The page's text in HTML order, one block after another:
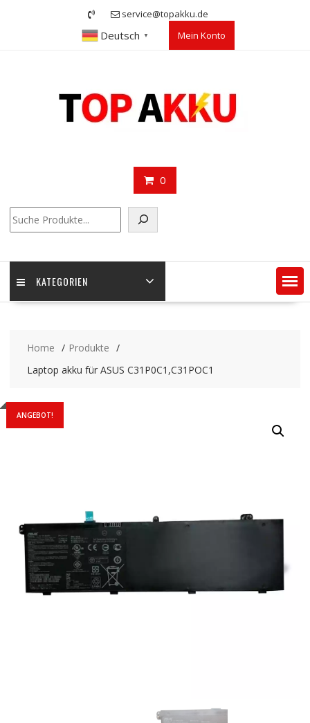
service@topakku.de
Deutsch ▼ Mein Konto
0
KATEGORIEN
Home
Produkte
Laptop akku für ASUS C31P0C1,C31POC1
ANGEBOT!